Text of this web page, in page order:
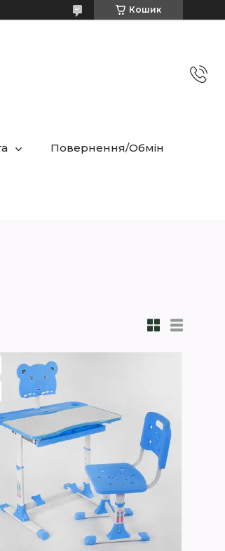
Кошик
Повернення/Обмін
–5%
Залишилось 4 дні